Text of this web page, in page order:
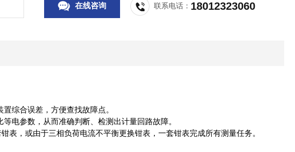
在线咨询 联系电话： 18012323060
综合误差，方便查找故障点。
电参数，从而准确判断、检测出计量回路故障。
表，或由于三相负荷电流不平衡更换钳表，一套钳表完成所有测量任务。